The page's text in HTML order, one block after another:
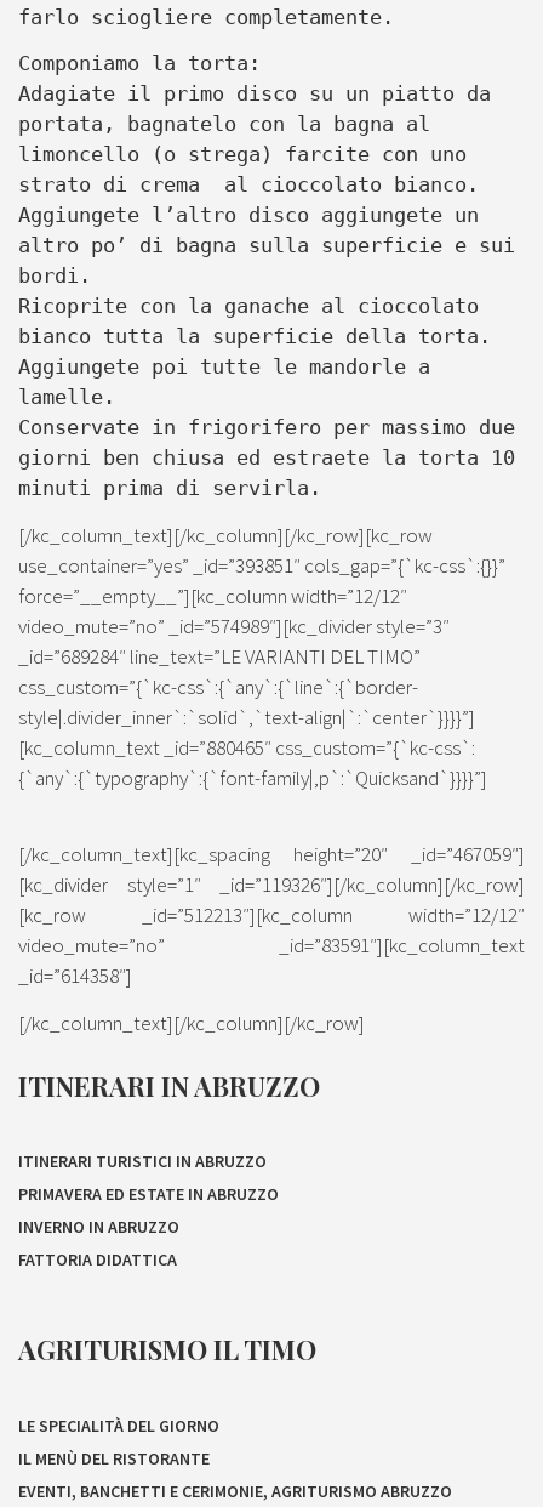
farlo sciogliere completamente.
Componiamo la torta:
Adagiate il primo disco su un piatto da
portata, bagnatelo con la bagna al
limoncello (o strega) farcite con uno
strato di crema al cioccolato bianco.
Aggiungete l’altro disco aggiungete un
altro po’ di bagna sulla superficie e sui
bordi.
Ricoprite con la ganache al cioccolato
bianco tutta la superficie della torta.
Aggiungete poi tutte le mandorle a
lamelle.
Conservate in frigorifero per massimo due
giorni ben chiusa ed estraete la torta 10
minuti prima di servirla.
[/kc_column_text][/kc_column][/kc_row][kc_row
use_container=”yes” _id=”393851″ cols_gap=”{`kc-css`:{}}”
force=”__empty__”][kc_column width=”12/12″
video_mute=”no” _id=”574989″][kc_divider style=”3″
_id=”689284″ line_text=”LE VARIANTI DEL TIMO”
css_custom=”{`kc-css`:{`any`:{`line`:{`border-
style|.divider_inner`:`solid`,`text-align|`:`center`}}}}”]
[kc_column_text _id=”880465″ css_custom=”{`kc-css`:
{`any`:{`typography`:{`font-family|,p`:`Quicksand`}}}}”]
[/kc_column_text][kc_spacing height=”20″ _id=”467059″]
[kc_divider style=”1″ _id=”119326″][/kc_column][/kc_row]
[kc_row _id=”512213″][kc_column width=”12/12″
video_mute=”no” _id=”83591″][kc_column_text
_id=”614358″]
[/kc_column_text][/kc_column][/kc_row]
ITINERARI IN ABRUZZO
ITINERARI TURISTICI IN ABRUZZO
PRIMAVERA ED ESTATE IN ABRUZZO
INVERNO IN ABRUZZO
FATTORIA DIDATTICA
AGRITURISMO IL TIMO
LE SPECIALITÀ DEL GIORNO
IL MENÙ DEL RISTORANTE
EVENTI, BANCHETTI E CERIMONIE, AGRITURISMO ABRUZZO